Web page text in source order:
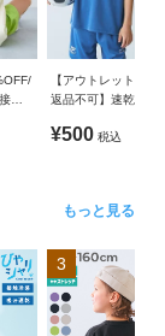
触
【アウトレット
返品不可】速乾 サ
ツ 半袖Tシャツ
¥500 税込
もっと見る
3